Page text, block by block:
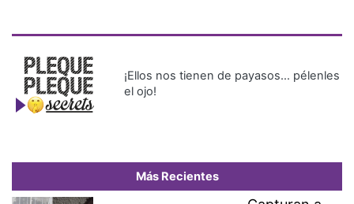
¡Ellos nos tienen de payasos… pélenles
el ojo!
Más Recientes